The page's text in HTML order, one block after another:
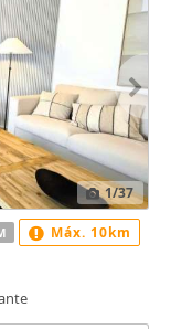
1/37
Máx. 10km